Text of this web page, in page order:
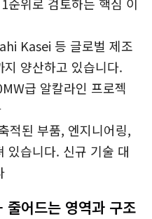
Kasei 등 글로벌 제조
양산하고 있습니다.
급 알칼라인 프로젝
적된 부품, 엔지니어링,
있습니다. 신규 기술 대
줄어드는 영역과 구조